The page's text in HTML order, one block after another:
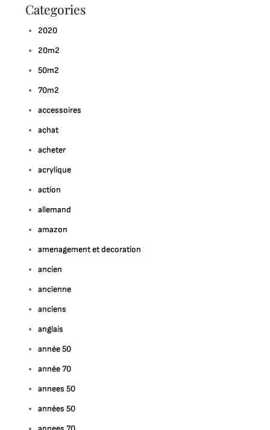
Categories
2020
20m2
50m2
70m2
accessoires
achat
acheter
acrylique
action
allemand
amazon
amenagement et decoration
ancien
ancienne
anciens
anglais
année 50
année 70
annees 50
années 50